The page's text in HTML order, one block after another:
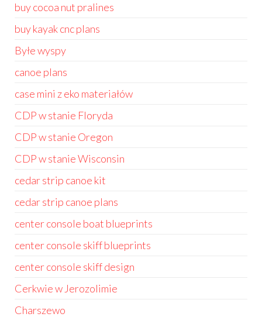
buy cocoa nut pralines
buy kayak cnc plans
Byłe wyspy
canoe plans
case mini z eko materiałów
CDP w stanie Floryda
CDP w stanie Oregon
CDP w stanie Wisconsin
cedar strip canoe kit
cedar strip canoe plans
center console boat blueprints
center console skiff blueprints
center console skiff design
Cerkwie w Jerozolimie
Charszewo